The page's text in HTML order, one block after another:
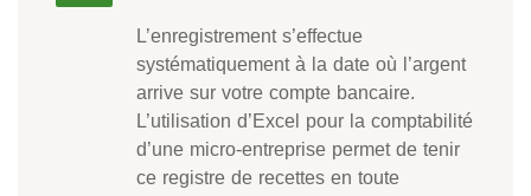
L’enregistrement s’effectue
systématiquement à la date où l’argent
arrive sur votre compte bancaire.
L’utilisation d’Excel pour la comptabilité
d’une micro-entreprise permet de tenir
ce registre de recettes en toute